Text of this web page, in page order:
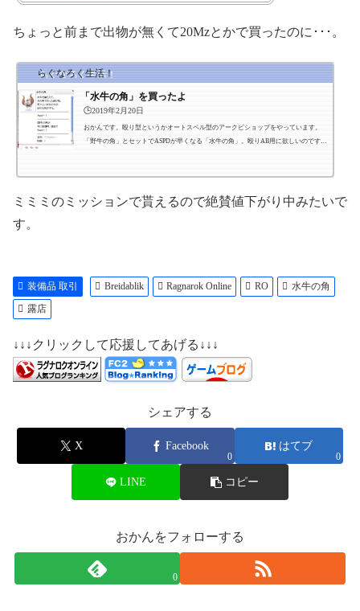
[野牛の角]と
共に装備時、追加で
Aspd + 1
系列 :
重量 :10
装備 :
全ての職業
ちょっと前まで出物が無くて20Mzとかで買ったのに･･･。
らぐなろく生活！
「水牛の角」を買ったよ
🕒️2019年2月20日
おかんです。殴り型というかオートスペル型のアークビショップをやっています。
「野牛の角」とセットでASPDが早くなる「水牛の角」。殴りAB用に欲しいのです
ミミミのミッションで貰えるので絶賛値下がり中みたいで
す。
装備品 取引 Breidablik Ragnarok Online RO
水牛の角
露店
↓↓↓クリックして応援してあげる↓↓↓
シェアする
X Facebook
0
はてブ
0
LINE コピー
おかんをフォローする
0